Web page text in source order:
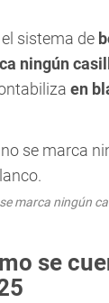
sistema de
ningún
en
marca ningún
se